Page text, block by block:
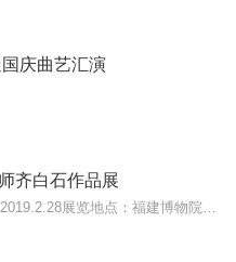
庆曲艺汇演
齐白石作品展